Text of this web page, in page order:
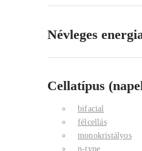
Névleges
Cellatípus
bifacial
félcellás
monokristályos
n-type